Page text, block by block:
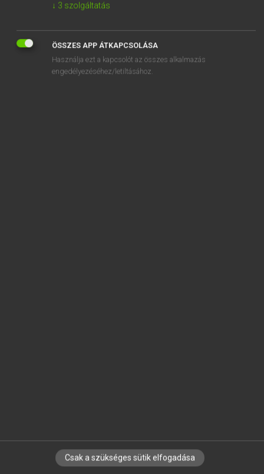
Geldmarktfonds
Geldmarktpapiere
Geldmarktpapiere
IRATKOZZ FEL HÍRLEVELÜNKRE!
↓ 3 szolgáltatás
ÖSSZES APP ÁTKAPCSOLÁSA
Használja ezt a kapcsolót az összes alkalmazás
engedélyezéséhez/letiltásához.
Csak a szükséges sütik elfogadása